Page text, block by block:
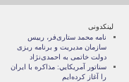
لینکدونی
نامه محمد ستاری‌فر، رییس
سازمان مدیریت و برنامه ریزی
دولت خاتمی به احمدی‌نژاد
سناتور آمريکايي: مذاکره با ايران
را آغاز کرده‌ايم